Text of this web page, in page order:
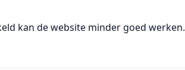
kan de website minder goed werken.